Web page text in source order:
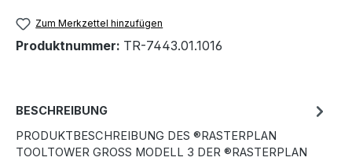
Zum Merkzettel hinzufügen
Produktnummer: TR-7443.01.1016
BESCHREIBUNG
PRODUKTBESCHREIBUNG DES ®RASTERPLAN
TOOLTOWER GROSS MODELL 3 DER ®RASTERPLAN T